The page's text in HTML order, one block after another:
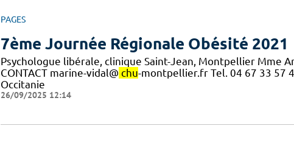
PAGES
7ème Journée Régionale Obésité 2021
Psychologue libérale, clinique Saint-Jean, Montpellier Mme
CONTACT marine-vidal@ chu-montpellier.fr Tel. 04 67 33 57
Occitanie
26/09/2025 12:14